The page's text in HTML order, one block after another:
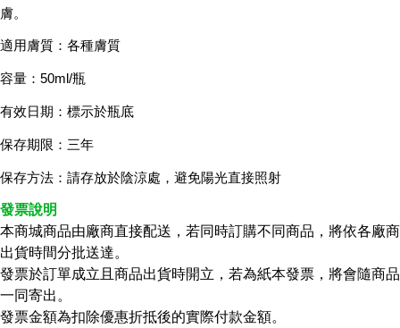
膚。
適用膚質：各種膚質
容量：50ml/瓶
有效日期：標示於瓶底
保存期限：三年
保存方法：請存放於陰涼處，避免陽光直接照射
發票說明
本商城商品由廠商直接配送，若同時訂購不同商品，將依各廠商
出貨時間分批送達。
發票於訂單成立且商品出貨時開立，若為紙本發票，將會隨商品
一同寄出。
發票金額為扣除優惠折抵後的實際付款金額。